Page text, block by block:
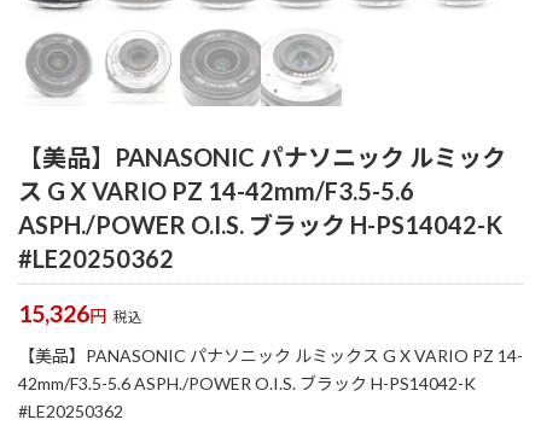
【美品】PANASONIC パナソニック ルミック
ス G X VARIO PZ 14-42mm/F3.5-5.6
ASPH./POWER O.I.S. ブラック H-PS14042-K
#LE20250362
15,326円 税込
【美品】PANASONIC パナソニック ルミックス G X VARIO PZ 14-
42mm/F3.5-5.6 ASPH./POWER O.I.S. ブラック H-PS14042-K
#LE20250362